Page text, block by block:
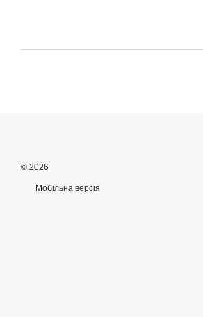
© 2026
Мобільна версія